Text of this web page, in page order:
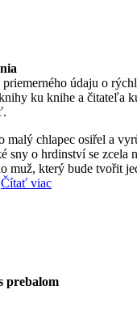
priemerného údaju o
ku knihe a čitateľa
malý chlapec osiřel a
sny o hrdinství se zcela
muž, který bude tvořit
Čítať viac
prebalom